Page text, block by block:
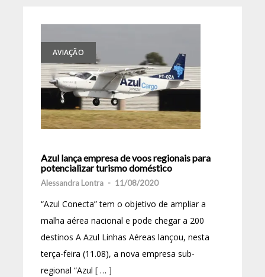
AVIAÇÃO
Azul lança empresa de voos regionais para
potencializar turismo doméstico
Alessandra Lontra - 11/08/2020
“Azul Conecta” tem o objetivo de ampliar a
malha aérea nacional e pode chegar a 200
destinos A Azul Linhas Aéreas lançou, nesta
terça-feira (11.08), a nova empresa sub-
regional “Azul [ … ]